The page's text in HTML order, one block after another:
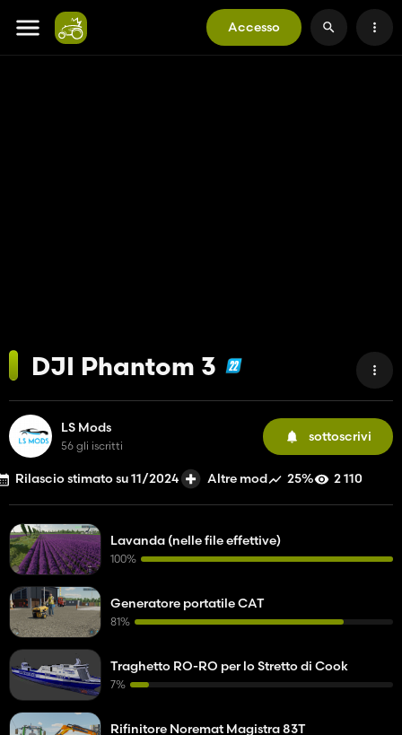
Accesso
DJI Phantom 3
LS Mods
56 gli iscritti
sottoscrivi
Rilascio stimato su 11/2024 Altre mod 25% 2 110
Lavanda (nelle file effettive)
100%
Generatore portatile CAT
81%
Traghetto RO-RO per lo Stretto di Cook
7%
Rifinitore Noremat Magistra 83T